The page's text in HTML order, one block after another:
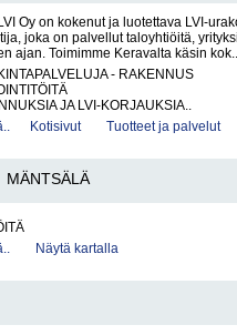
Oy on kokenut ja luotettava LVI-
joka on palvellut taloyhtiöitä,
ajan. Toimimme Keravalta käsin kok..
- RAKENNUS
JA LVI-KORJAUKSIA..
Kotisivut Tuotteet ja palvelut
MÄNTSÄLÄ
Näytä kartalla